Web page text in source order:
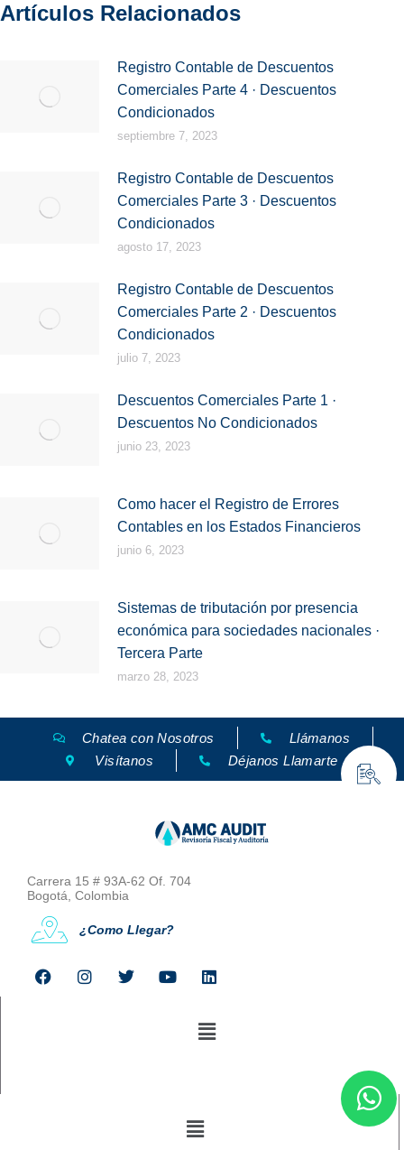
Artículos Relacionados
Registro Contable de Descuentos
Comerciales Parte 4 · Descuentos
Condicionados
septiembre 7, 2023
Registro Contable de Descuentos
Comerciales Parte 3 · Descuentos
Condicionados
agosto 17, 2023
Registro Contable de Descuentos
Comerciales Parte 2 · Descuentos
Condicionados
julio 7, 2023
Descuentos Comerciales Parte 1 ·
Descuentos No Condicionados
junio 23, 2023
Como hacer el Registro de Errores
Contables en los Estados Financieros
junio 6, 2023
Sistemas de tributación por presencia
económica para sociedades nacionales ·
Tercera Parte
marzo 28, 2023
Chatea con Nosotros
Llámanos
Visítanos
Déjanos Llamarte
Carrera 15 # 93A-62 Of. 704
Bogotá, Colombia
¿Como Llegar?